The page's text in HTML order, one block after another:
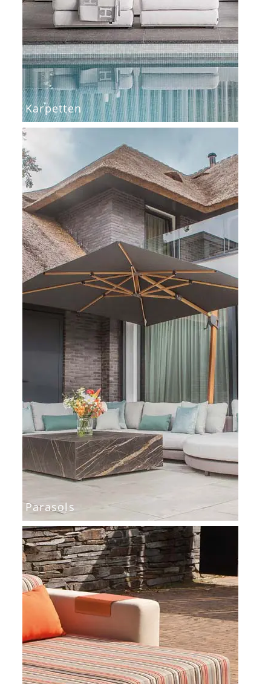
Karpetten
Parasols